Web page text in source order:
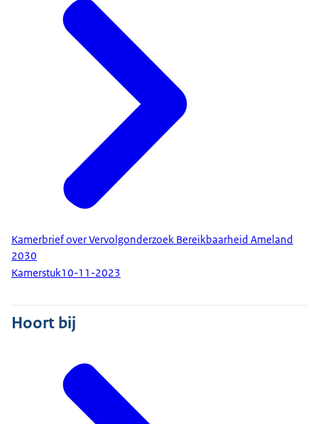
Kamerbrief over Vervolgonderzoek Bereikbaarheid Ameland
2030
Kamerstuk10-11-2023
Hoort bij